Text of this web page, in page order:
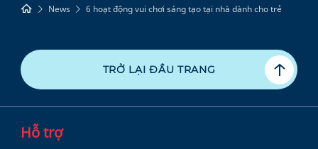
News 6 hoạt động vui chơi sáng tạo tại nhà dành cho trẻ
TRỞ LẠI ĐẦU TRANG
Hỗ trợ